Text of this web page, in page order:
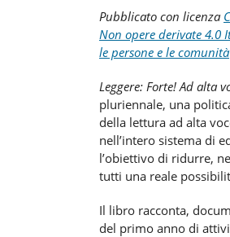
Pubblicato con licenza
Non opere derivate 4.0
le persone e le comunità
Leggere: Forte! Ad alta
pluriennale, una
della lettura ad alta
nell’intero sistema di
l’obiettivo di ridurre,
tutti una reale
Il libro racconta,
del primo anno di